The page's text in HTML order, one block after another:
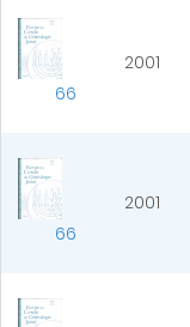
66
2001
66
2001